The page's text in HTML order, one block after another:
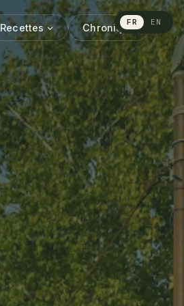
Recettes Chronique
FR EN